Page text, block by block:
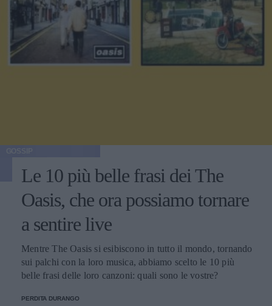
Le 10 più belle frasi dei The
Oasis, che ora possiamo tornare
a sentire live
Mentre The Oasis si esibiscono in tutto il mondo, tornando
sui palchi con la loro musica, abbiamo scelto le 10 più
belle frasi delle loro canzoni: quali sono le vostre?
PERDITA DURANGO